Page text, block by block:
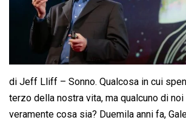
di Jeff Lliff – Sonno. Qualcosa in cui
terzo della nostra vita, ma qualcuno di
veramente cosa sia? Duemila anni fa,